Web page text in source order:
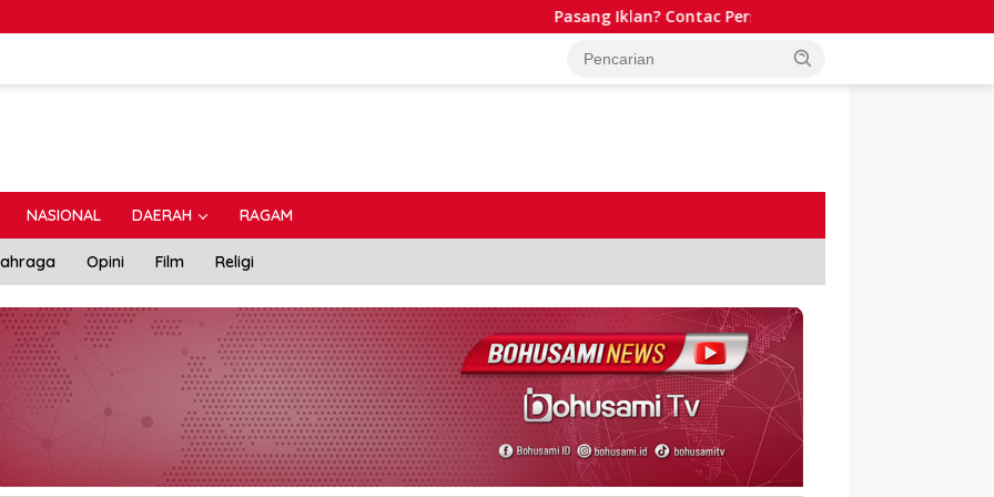
Pasang Iklan? Contac Person WA: 081341511701
NASIONAL DAERAH RAGAM
Opini Film Religi